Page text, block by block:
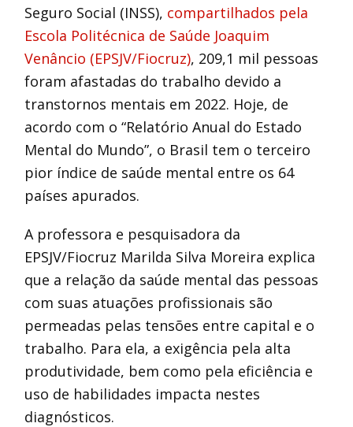
Seguro Social (INSS), compartilhados pela
Escola Politécnica de Saúde Joaquim
Venâncio (EPSJV/Fiocruz), 209,1 mil pessoas
foram afastadas do trabalho devido a
transtornos mentais em 2022. Hoje, de
acordo com o “Relatório Anual do Estado
Mental do Mundo”, o Brasil tem o terceiro
pior índice de saúde mental entre os 64
países apurados.
A professora e pesquisadora da
EPSJV/Fiocruz Marilda Silva Moreira explica
que a relação da saúde mental das pessoas
com suas atuações profissionais são
permeadas pelas tensões entre capital e o
trabalho. Para ela, a exigência pela alta
produtividade, bem como pela eficiência e
uso de habilidades impacta nestes
diagnósticos.